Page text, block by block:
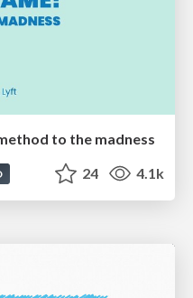
to the madness
24 4.1k